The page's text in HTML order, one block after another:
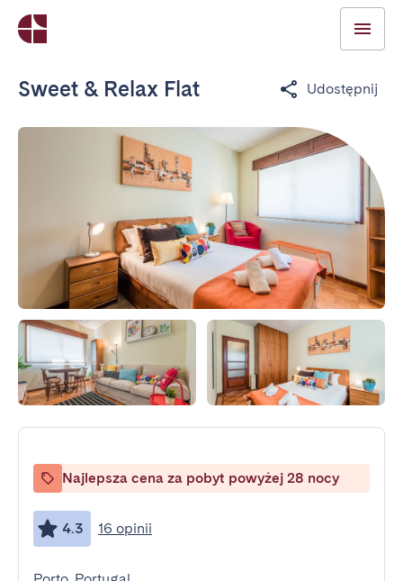
Sweet & Relax Flat Udostępnij
Najlepsza cena za pobyt powyżej 28 nocy
4.3 16 opinii